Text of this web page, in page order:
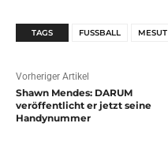
TAGS FUSSBALL
Vorheriger Artikel
Shawn Mendes: DARUM
veröffentlicht er jetzt seine
Handynummer